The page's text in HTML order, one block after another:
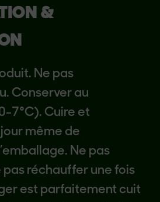
&
Ne pas
Conserver au
7°C). Cuire et
même de
Ne pas
pas réchauffer une fois
est parfaitement cuit